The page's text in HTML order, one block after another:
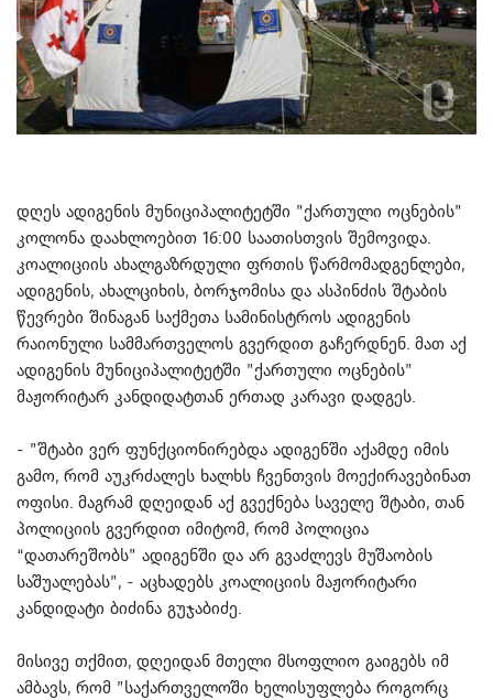
დღეს ადიგენის მუნიციპალიტეტში ”ქართული ოცნების”
კოლონა დაახლოებით 16:00 საათისთვის შემოვიდა.
კოალიციის ახალგაზრდული ფრთის წარმომადგენლები,
ადიგენის, ახალციხის, ბორჯომისა და ასპინძის შტაბის
წევრები შინაგან საქმეთა სამინისტროს ადიგენის
რაიონული სამმართველოს გვერდით გაჩერდნენ. მათ აქ
ადიგენის მუნიციპალიტეტში ”ქართული ოცნების”
მაჟორიტარ კანდიდატთან ერთად კარავი დადგეს.
- ”შტაბი ვერ ფუნქციონირებდა ადიგენში აქამდე იმის
გამო, რომ აუკრძალეს ხალხს ჩვენთვის მოექირავებინათ
ოფისი. მაგრამ დღეიდან აქ გვექნება საველე შტაბი, თან
პოლიციის გვერდით იმიტომ, რომ პოლიცია
“დათარეშობს” ადიგენში და არ გვაძლევს მუშაობის
საშუალებას”, - აცხადებს კოალიციის მაჟორიტარი
კანდიდატი ბიძინა გუჯაბიძე.
მისივე თქმით, დღეიდან მთელი მსოფლიო გაიგებს იმ
ამბავს, რომ ”საქართველოში ხელისუფლება როგორც